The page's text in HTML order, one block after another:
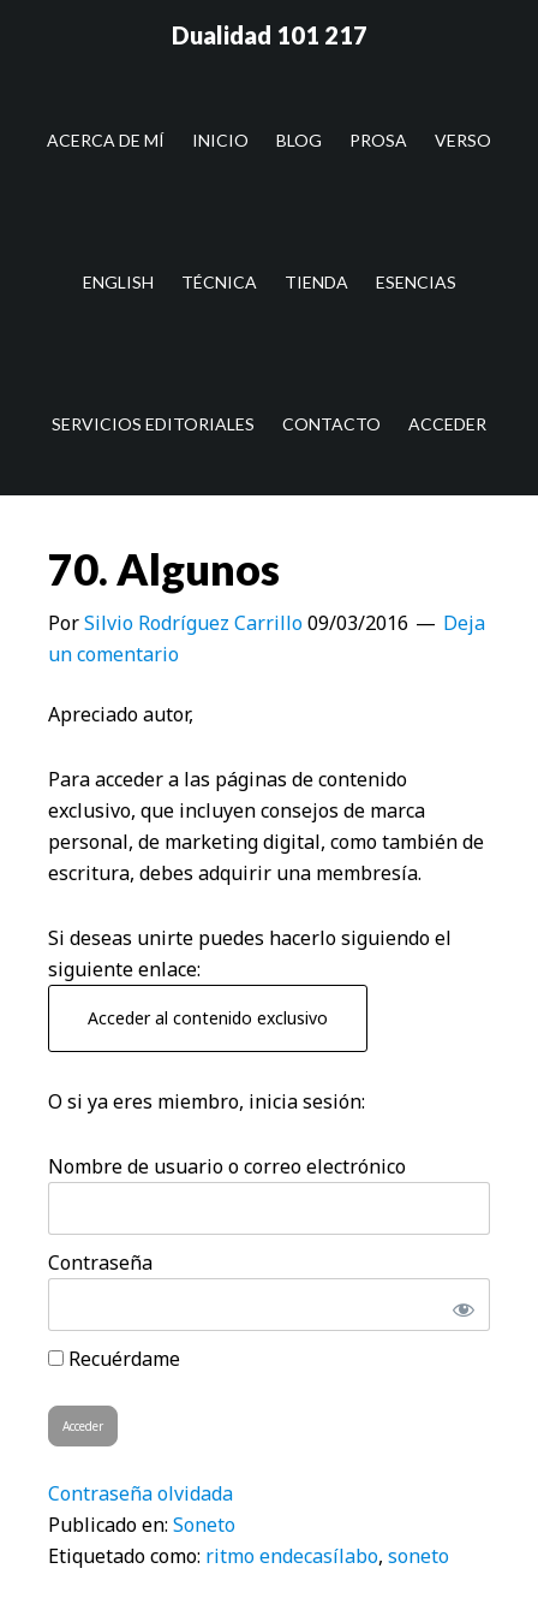
lateral
Dualidad 101 217
ACERCA DE MÍ INICIO BLOG PROSA VERSO
ENGLISH TÉCNICA TIENDA ESENCIAS
SERVICIOS EDITORIALES CONTACTO ACCEDER
70. Algunos
PorSilvio Rodríguez Carrillo09/03/2016
Deja
un comentario
Apreciado autor,
Para acceder a las páginas de contenido
exclusivo, que incluyen consejos de marca
personal, de marketing digital, como también de
escritura, debes adquirir una membresía.
Si deseas unirte puedes hacerlo siguiendo el
siguiente enlace:
Acceder al contenido exclusivo
O si ya eres miembro, inicia sesión:
Nombre de usuario o correo electrónico
Contraseña
Recuérdame
Contraseña olvidada
Publicado en: Soneto
Etiquetado como: ritmo endecasílabo, soneto